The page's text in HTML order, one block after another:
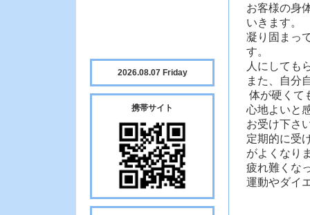
お客様の身
いきます。
凝り固まっ
す。
人にしても
また、自分
体が硬くて
心地よいと
お受け下さ
定期的に受
がよくなり
疲れ難くな
運動やダイ
2026.08.07 Friday
携帯サイト